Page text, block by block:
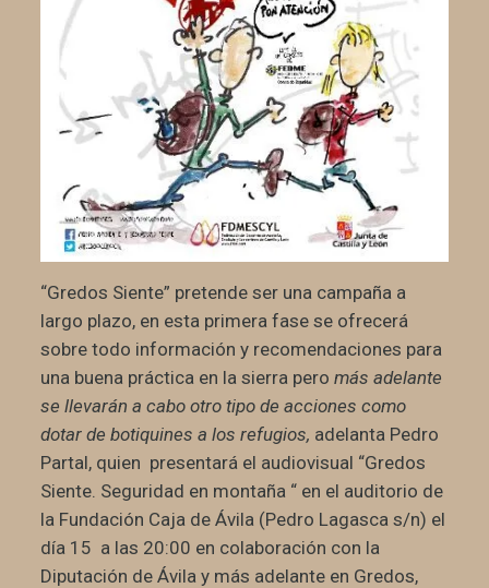
“Gredos Siente” pretende ser una campaña a
largo plazo, en esta primera fase se ofrecerá
sobre todo información y recomendaciones para
una buena práctica en la sierra pero más adelante
se llevarán a cabo otro tipo de acciones como
dotar de botiquines a los refugios, adelanta Pedro
Partal, quien presentará el audiovisual “Gredos
Siente. Seguridad en montaña “ en el auditorio de
la Fundación Caja de Ávila (Pedro Lagasca s/n) el
día 15 a las 20:00 en colaboración con la
Diputación de Ávila y más adelante en Gredos,